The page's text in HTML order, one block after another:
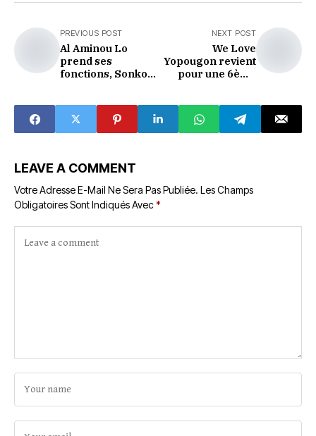
PREVIOUS POST
Al Aminou Lo
prend ses
fonctions, Sonko
Sénégal tourne
une page dans une
ambiguïté
inédite
NEXT POST
We Love
Yopougon revient
pour une 6ème
parrain : 20
millions de francs
à gagner
LEAVE A COMMENT
Votre Adresse E-Mail Ne Sera Pas Publiée. Les Champs
Obligatoires Sont Indiqués Avec*